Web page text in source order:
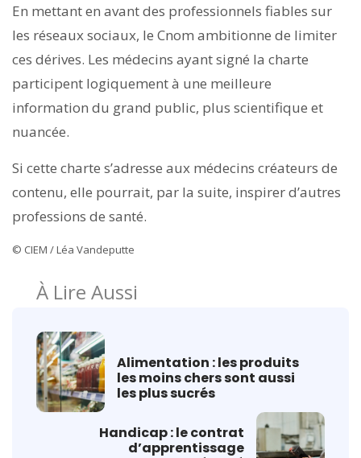
En mettant en avant des professionnels fiables sur
les réseaux sociaux, le Cnom ambitionne de limiter
ces dérives. Les médecins ayant signé la charte
participent logiquement à une meilleure
information du grand public, plus scientifique et
nuancée.
Si cette charte s’adresse aux médecins créateurs de
contenu, elle pourrait, par la suite, inspirer d’autres
professions de santé.
© CIEM / Léa Vandeputte
À Lire Aussi
Alimentation : les produits
les moins chers sont aussi
les plus sucrés
Handicap : le contrat
d’apprentissage